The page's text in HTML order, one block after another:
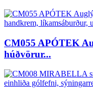
CM055 APÓTEK
húðvörur...